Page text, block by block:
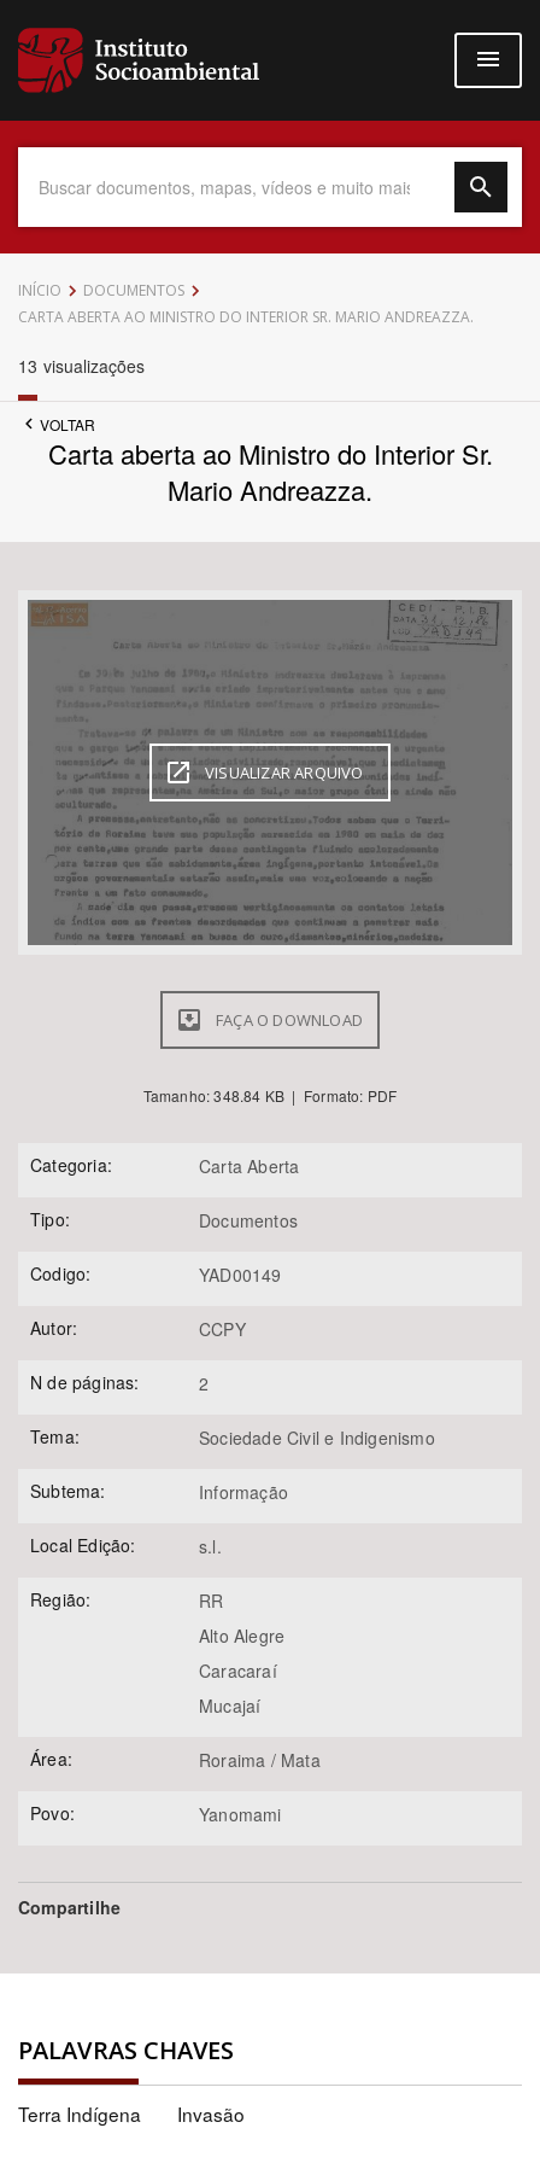
para
conteúdo
Data do Documento
Até
Bioma / Bacia
Área de Levantamento
Área Protegida
BUSCAR
INÍCIO
DOCUMENTOS
CARTA ABERTA AO MINISTRO DO INTERIOR SR. MARIO ANDREAZZA.
13 visualizações
VOLTAR
Carta aberta ao Ministro do Interior Sr.
Mario Andreazza.
VISUALIZAR ARQUIVO
FAÇA O DOWNLOAD
Tamanho: 348.84 KB | Formato: PDF
Categoria: Carta Aberta
Tipo: Documentos
Codigo: YAD00149
Autor: CCPY
N de páginas: 2
Tema: Sociedade Civil e Indigenismo
Subtema: Informação
Local Edição: s.l.
Região:
RR
Alto Alegre
Caracaraí
Mucajaí
Área: Roraima / Mata
Povo: Yanomami
Compartilhe
PALAVRAS CHAVES
Terra Indígena Invasão